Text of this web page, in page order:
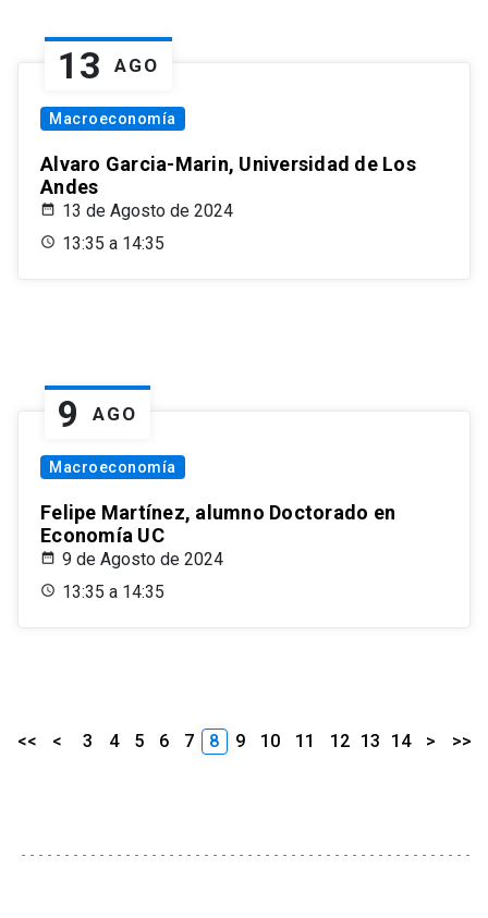
13 AGO
Macroeconomía
Alvaro Garcia-Marin, Universidad de Los
Andes
13 de Agosto de 2024
13:35 a 14:35
9 AGO
Macroeconomía
Felipe Martínez, alumno Doctorado en
Economía UC
9 de Agosto de 2024
13:35 a 14:35
<< < 3 4 5 6 7 8 9 10 11 12 13 14 > >>